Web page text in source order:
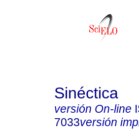
Sinéctica
versión On-line
7033versión